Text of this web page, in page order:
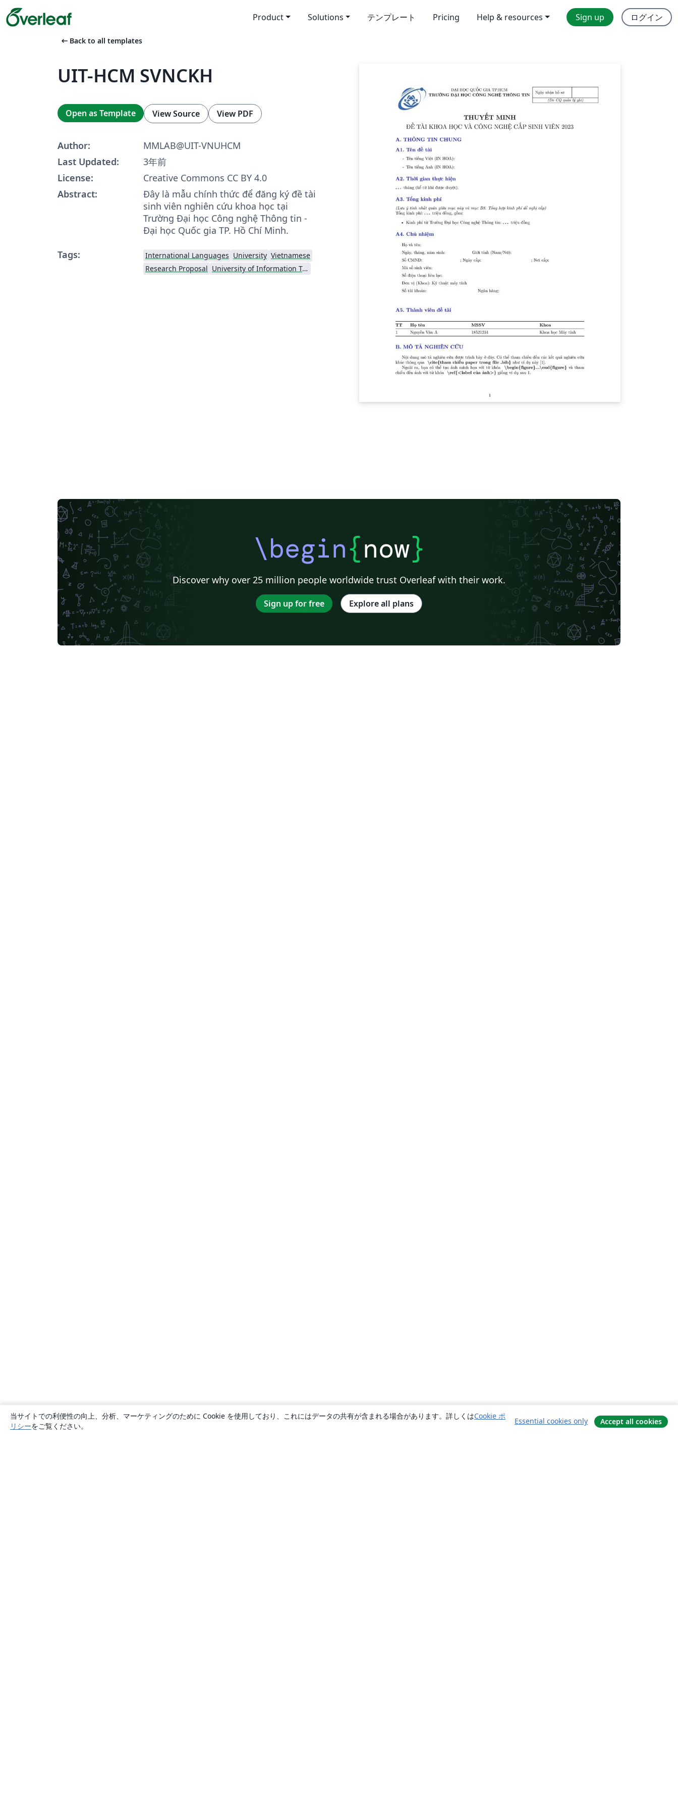
Product Solutions テンプレート Pricing Help & resources Sign up ログイン
arrow_left_alt Back to all templates
UIT-HCM SVNCKH
Open as Template View Source View PDF
Author:
MMLAB@UIT-VNUHCM
Last Updated:
3年前
License:
Creative Commons CC BY 4.0
Abstract:
Đây là mẫu chính thức để đăng ký đề tài
sinh viên nghiên cứu khoa học tại
Trường Đại học Công nghệ Thông tin -
Đại học Quốc gia TP. Hồ Chí Minh.
Tags:
International Languages University Vietnamese
Research Proposal
University of Information Technology (Vietnam)
\begin{now}
Discover why over 25 million people worldwide trust Overleaf with their work.
Sign up for free Explore all plans
当サイトでの利便性の向上、分析、マーケティングのために Cookie を使用しており、これにはデータの共有が含まれる場合があります。詳しくはCookie ポ
リシーをご覧ください。
Essential cookies only Accept all cookies